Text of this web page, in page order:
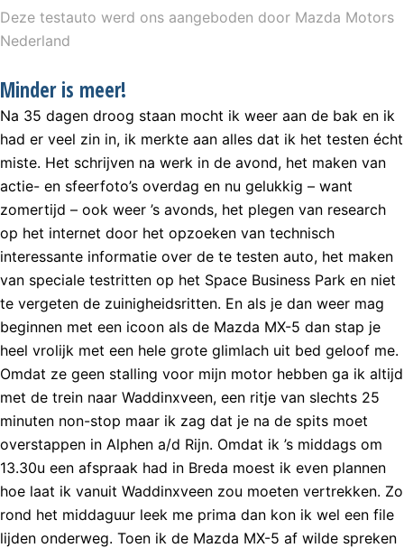
Deze testauto werd ons aangeboden door Mazda Motors
Nederland
Minder is meer!
Na 35 dagen droog staan mocht ik weer aan de bak en ik
had er veel zin in, ik merkte aan alles dat ik het testen écht
miste. Het schrijven na werk in de avond, het maken van
actie- en sfeerfoto’s overdag en nu gelukkig – want
zomertijd – ook weer ’s avonds, het plegen van research
op het internet door het opzoeken van technisch
interessante informatie over de te testen auto, het maken
van speciale testritten op het Space Business Park en niet
te vergeten de zuinigheidsritten. En als je dan weer mag
beginnen met een icoon als de Mazda MX-5 dan stap je
heel vrolijk met een hele grote glimlach uit bed geloof me.
Omdat ze geen stalling voor mijn motor hebben ga ik altijd
met de trein naar Waddinxveen, een ritje van slechts 25
minuten non-stop maar ik zag dat je na de spits moet
overstappen in Alphen a/d Rijn. Omdat ik ’s middags om
13.30u een afspraak had in Breda moest ik even plannen
hoe laat ik vanuit Waddinxveen zou moeten vertrekken. Zo
rond het middaguur leek me prima dan kon ik wel een file
lijden onderweg. Toen ik de Mazda MX-5 af wilde spreken